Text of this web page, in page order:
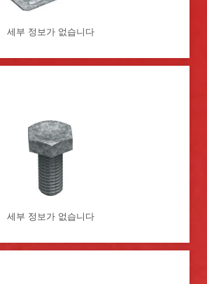
세부 정보가 없습니다
세부 정보가 없습니다